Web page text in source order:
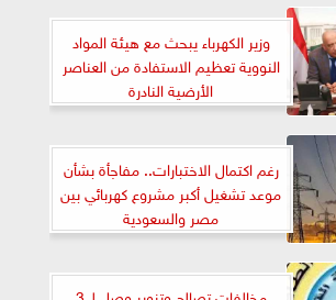
وزير الكهرباء يبحث مع هيئة المواد
النووية تعظيم الاستفادة من العناصر
الأرضية النادرة
رغم اكتمال الاختبارات.. مفاجأة بشأن
موعد تشغيل أكبر مشروع كهربائي بين
مصر والسعودية